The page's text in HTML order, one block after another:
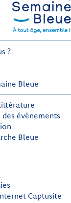
?
Bleue
évènements
Bleue
Captusite